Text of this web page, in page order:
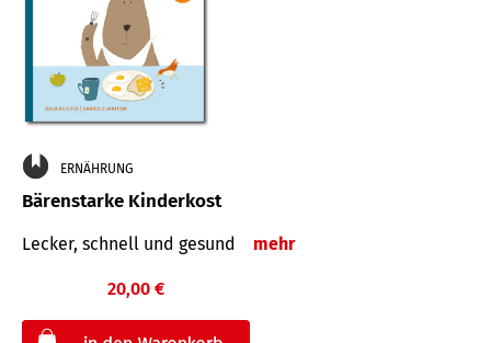
ERNÄHRUNG
Bärenstarke Kinderkost
Lecker, schnell und gesund mehr
20,00 €